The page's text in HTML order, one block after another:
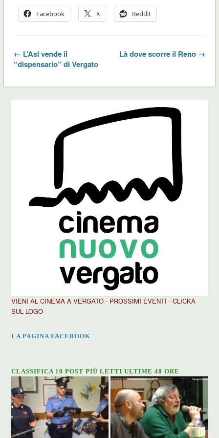
Facebook X Reddit
← L’Asl vende il
“dispensario” di Vergato
Là dove scorre il Reno →
VIENI AL CINEMA A VERGATO - PROSSIMI EVENTI - CLICKA
SUL LOGO
LA PAGINA FACEBOOK
CLASSIFICA 10 POST PIÙ LETTI ULTIME 48 ORE